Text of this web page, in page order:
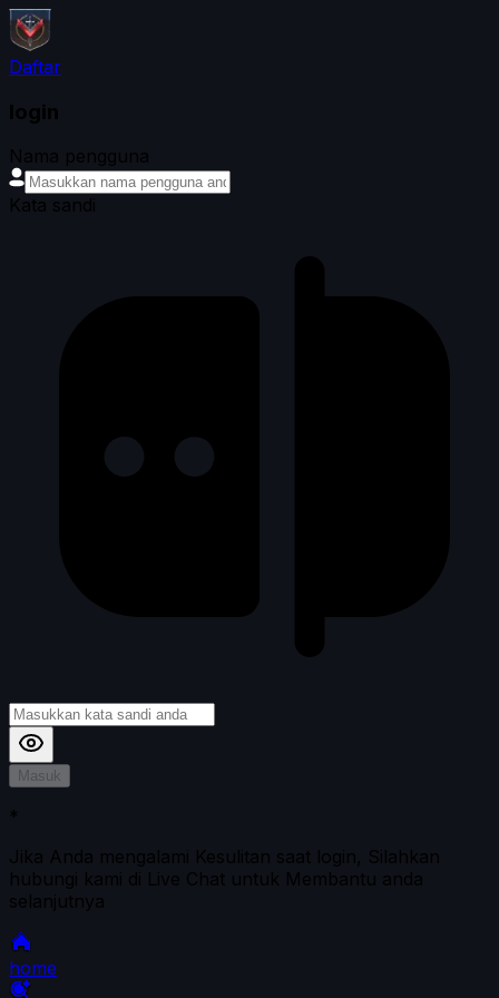
Daftar
login
Nama pengguna
Kata sandi
Masuk
*
Jika Anda mengalami Kesulitan saat login, Silahkan
hubungi kami di Live Chat untuk Membantu anda
selanjutnya
home